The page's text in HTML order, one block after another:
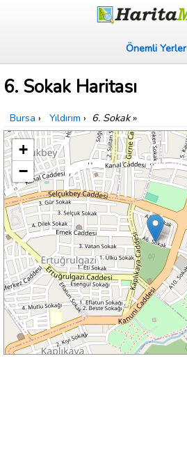
Önemli Yerler
6. Sokak Haritası
Bursa › Yıldırım › 6. Sokak»
+
−